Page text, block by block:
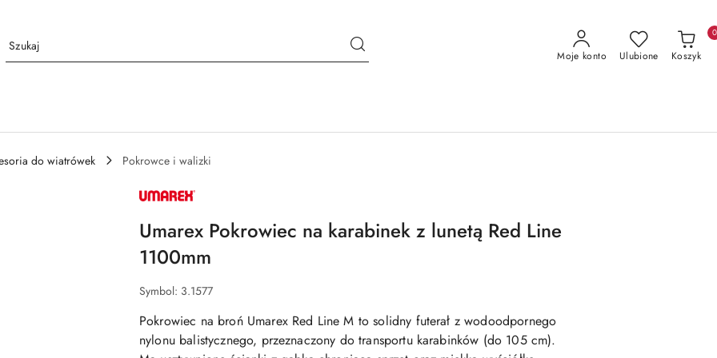
Moje konto Ulubione Koszyk
0
do wiatrówek
Pokrowce i walizki
NAZWA
PRODUCENTA:
Umarex Pokrowiec na karabinek z lunetą Red Line
1100mm
Symbol: 3.1577
Pokrowiec na broń Umarex Red Line M to solidny futerał z wodoodpornego
nylonu balistycznego, przeznaczony do transportu karabinków (do 105 cm).